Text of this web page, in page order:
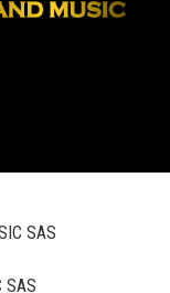
SAS
SAS